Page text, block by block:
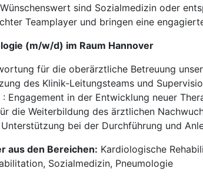
sind Sozialmedizin oder
Teamplayer und bringen eine
(m/w/d) im Raum Hannover
für die oberärztliche Betreuung
des Klinik-Leitungsteams und
: Engagement in der Entwicklung neuer
die Weiterbildung des ärztlichen
Unterstützung bei der Durchführung und
aus den Bereichen: Kardiologische
Sozialmedizin, Pneumologie